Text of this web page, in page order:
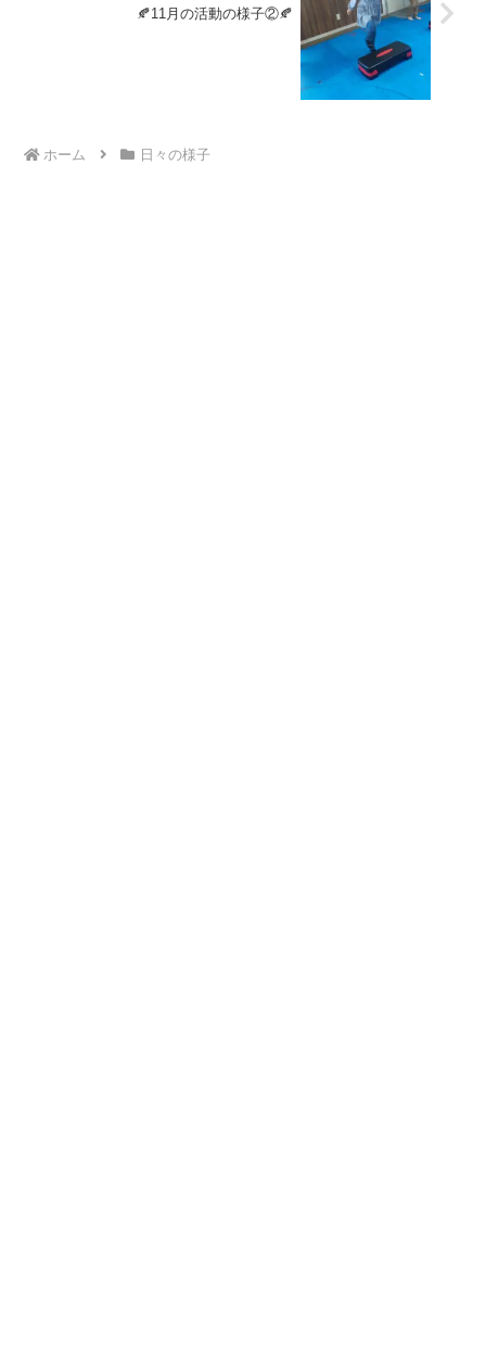
🍂11月の活動の様子②🍂
ホーム 日々の様子